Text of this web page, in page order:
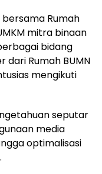
Rumah
mitra binaan
bidang
dari Rumah BUMN
mengikuti
seputar
media
optimalisasi